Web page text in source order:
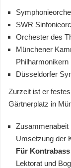
SWR
Orchester des
Münchener
Philharmonikern
Düsseldorfer
Zurzeit ist er
Gärtnerplatz in
Zusammenabeit
Umsetzung der
Für
Lektorat und